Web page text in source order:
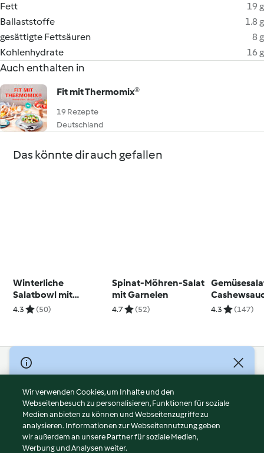
Fett
19 g
Ballaststoffe
1.8 g
gesättigte Fettsäuren
8 g
Kohlenhydrate
16 g
Auch enthalten in
Fit mit Thermomix®
19 Rezepte
Deutschland
Das könnte dir auch gefallen
Winterliche
Salatbowl mit
Avocadocreme und
4.3 (50)
Spinat-Möhren-Salat
mit Garnelen
4.7 (52) 4.3 (147)
© Copyright 2026
Nutzungsbedingungen
Datenschutzrichtlinien
Disclaimer
Impressum
Wir verwenden Cookies, um Inhalte und den
Webseitenbesuch zu personalisieren, Funktionen für soziale
Medien anbieten zu können und Webseitenzugriffe zu
analysieren. Informationen zur Webseitennutzung geben
wir außerdem an unsere Partner für soziale Medien,
Werbung und Analysen weiter.